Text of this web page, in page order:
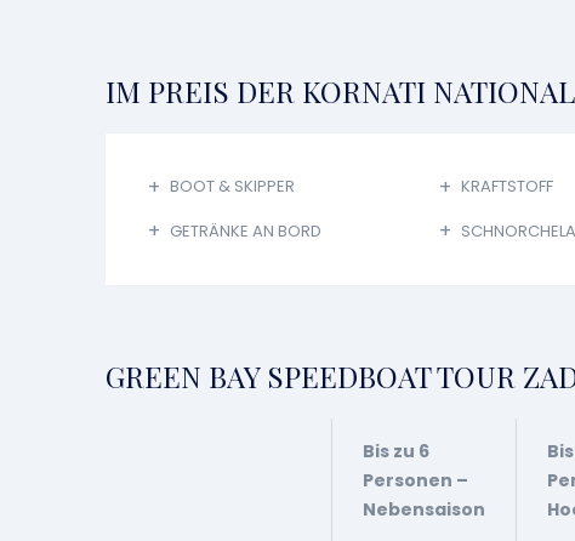
IM PREIS DER KORNATI
BOOT & SKIPPER KRAFTSTOFF
GETRÄNKE AN BORD
GREEN BAY SPEEDBOAT TOUR
Bis zu 6
Personen –
Nebensaison